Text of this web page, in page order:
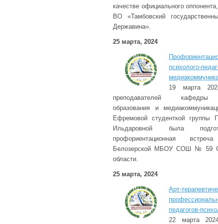
качестве официального
ВО «Тамбовский
Державина».
25 марта, 2024
психолого-
19 марта
преподавателей кафедры
образования и
Ефремовой студенткой группы
Ильдаровной была
профориентационная
Белозерской МБОУ СОШ № 59
области.
25 марта, 2024
Арт-
педагогов-
22 марта